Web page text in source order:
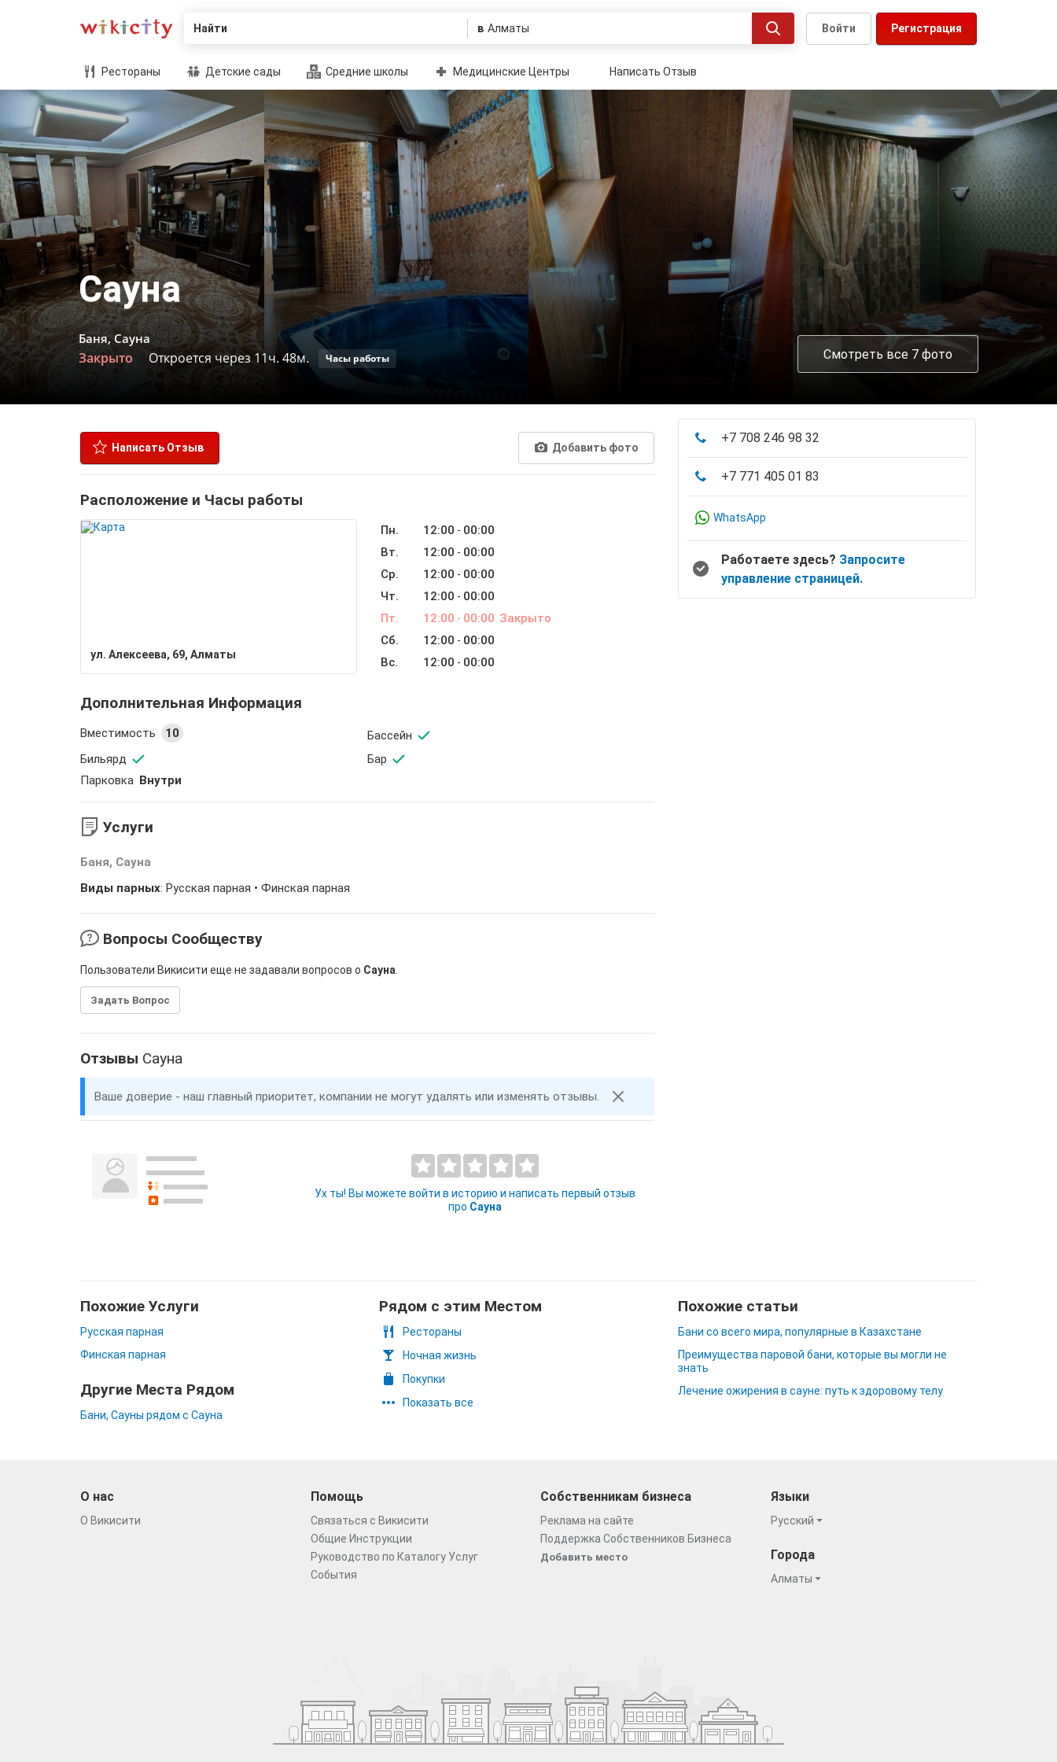
Найти в Регистрация
Войти
Рестораны Детские сады Средние школы Медицинские Центры Написать Отзыв
Сауна
Баня, Сауна
Закрыто Откроется через 11ч. 48м. Часы работы Смотреть все 7 фото
Написать Отзыв Добавить фото
Расположение и Часы работы
​ул. Алексеева, 69, Алматы
Пн. 12:00 - 00:00
Вт.
12:00 - 00:00
Ср.
12:00 - 00:00
Чт.
12:00 - 00:00
Пт.
12:00 - 00:00 Закрыто
Сб.
12:00 - 00:00
Вс.
12:00 - 00:00
Дополнительная Информация
Вместимость 10
Бассейн
Бильярд
Бар
Парковка Внутри
Услуги
Баня, Сауна
Виды парных: Русская парная • Финская парная
Вопросы Сообществу
Пользователи Викисити еще не задавали вопросов о Сауна
Задать Вопрос
Отзывы Сауна
Ваше доверие - наш главный приоритет, компании не могут удалять или изменять отзывы.
Ух ты! Вы можете войти в историю и написать первый отзыв
про Сауна
+7 708 246 98 32
+7 771 405 01 83
WhatsApp
Работаете здесь? Запросите
управление страницей.
Похожие Услуги
Русская парная
Финская парная
Другие Места Рядом
Бани, Сауны рядом с Сауна
Рядом с этим Местом
Рестораны
Ночная жизнь
Покупки
Показать все
Похожие статьи
Бани со всего мира, популярные в Казахстане
Преимущества паровой бани, которые вы могли не
знать
Лечение ожирения в сауне: путь к здоровому телу
О нас
О Викисити
Помощь
Связаться с Викисити
Общие Инструкции
Руководство по Каталогу Услуг
События
Собственникам бизнеса
Реклама на сайте
Поддержка Собственников Бизнеса
Добавить место
Языки
Русский
Города
Алматы